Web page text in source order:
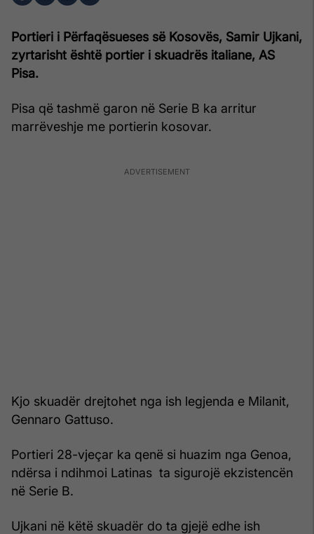
Portieri i Përfaqësueses së Kosovës, Samir Ujkani,
zyrtarisht është portier i skuadrës italiane, AS
Pisa.
Pisa që tashmë garon në Serie B ka arritur
marrëveshje me portierin kosovar.
Kjo skuadër drejtohet nga ish legjenda e Milanit,
Gennaro Gattuso.
Portieri 28-vjeçar ka qenë si huazim nga Genoa,
ndërsa i ndihmoi Latinas ta sigurojë ekzistencën
në Serie B.
Ujkani në këtë skuadër do ta gjejë edhe ish